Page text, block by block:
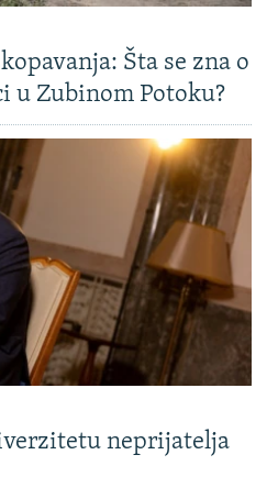
Šta se zna o
u Zubinom Potoku?
neprijatelja